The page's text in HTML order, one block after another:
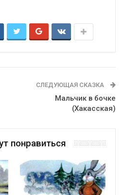
СЛЕДУЮЩАЯ СКАЗКА
Мальчик в бочке
(Хакасская)
понравиться